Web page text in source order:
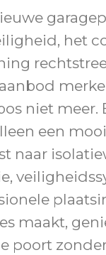
het
niet meer.
een
naar
maakt,
poort